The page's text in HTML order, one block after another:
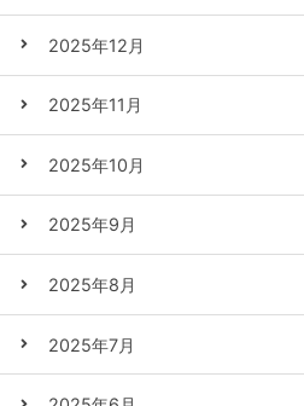
2025年12月
2025年11月
2025年10月
2025年9月
2025年8月
2025年7月